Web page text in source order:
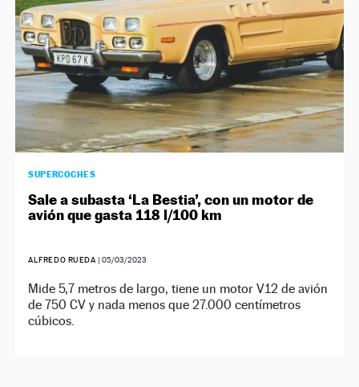
SUPERCOCHES
Sale a subasta ‘La Bestia’, con un motor de
avión que gasta 118 l/100 km
ALFREDO RUEDA | 05/03/2023
Mide 5,7 metros de largo, tiene un motor V12 de avión
de 750 CV y nada menos que 27.000 centímetros
cúbicos.